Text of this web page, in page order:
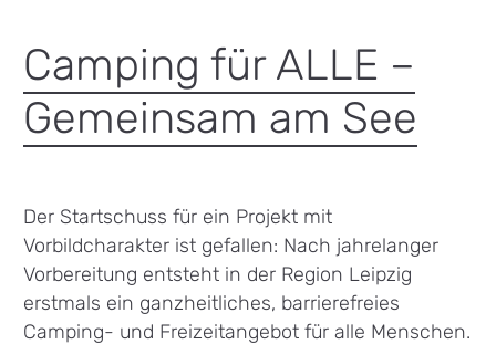
Camping für ALLE –
Gemeinsam am See
Der Startschuss für ein Projekt mit
Vorbildcharakter ist gefallen: Nach jahrelanger
Vorbereitung entsteht in der Region Leipzig
erstmals ein ganzheitliches, barrierefreies
Camping- und Freizeitangebot für alle Menschen.